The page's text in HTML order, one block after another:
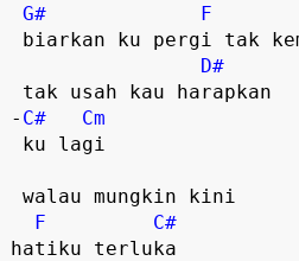
G# F
D#
- C#
Cm
F
C#
hatiku terluka